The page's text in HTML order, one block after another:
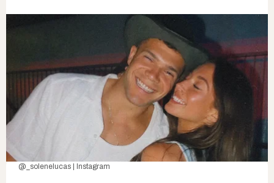
@_solenelucas | Instagram